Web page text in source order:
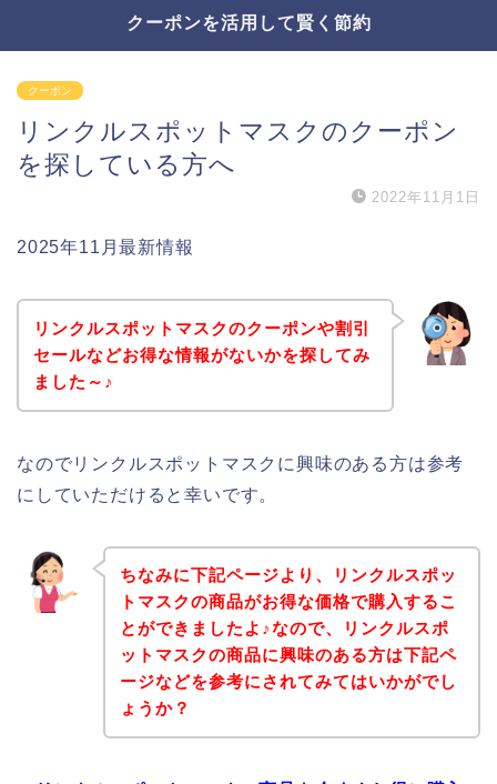
クーポンを活用して賢く節約
クーポン
リンクルスポットマスクのクーポン
を探している方へ
2022年11月1日
2025年11月最新情報
リンクルスポットマスクのクーポンや割引
セールなどお得な情報がないかを探してみ
ました～♪
なのでリンクルスポットマスクに興味のある方は参考
にしていただけると幸いです。
ちなみに下記ページより、リンクルスポッ
トマスクの商品がお得な価格で購入するこ
とができましたよ♪なので、リンクルスポ
ットマスクの商品に興味のある方は下記ペ
ージなどを参考にされてみてはいかがでし
ょうか？